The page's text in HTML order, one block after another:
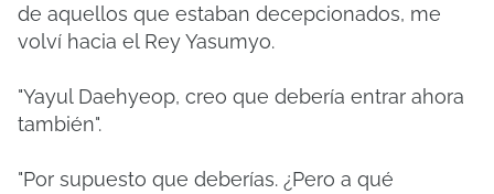
de aquellos que estaban decepcionados, me
volví hacia el Rey Yasumyo.
"Yayul Daehyeop, creo que debería entrar ahora
también".
"Por supuesto que deberías. ¿Pero a qué